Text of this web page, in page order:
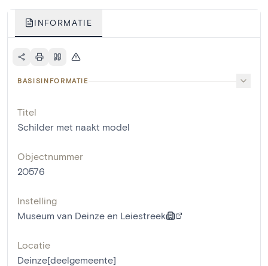
INFORMATIE
BASISINFORMATIE
Titel
Schilder met naakt model
Objectnummer
20576
Instelling
Museum van Deinze en Leiestreek
Locatie
Deinze[deelgemeente]